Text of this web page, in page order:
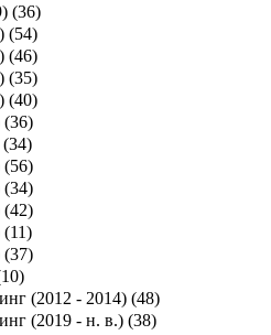
(36)
(54)
(46)
(35)
(40)
(36)
(34)
(56)
(34)
(42)
(11)
(37)
10)
(2012 - 2014) (48)
(2019 - н. в.) (38)